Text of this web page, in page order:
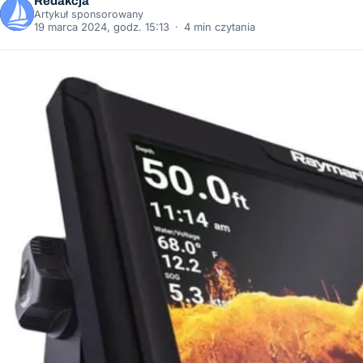
Artykuł sponsorowany
19 marca 2024, godz. 15:13 · 4 min czytania